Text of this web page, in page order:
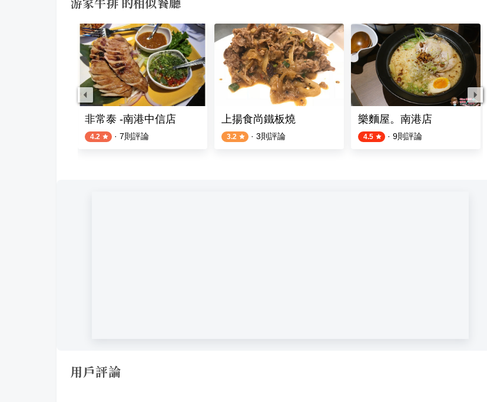
非常泰 -南港中信店
4.2 · 7則評論
上揚食尚鐵板燒
3.2 · 3則評論
樂麵屋。南港店
4.5 · 9則評論
用戶評論